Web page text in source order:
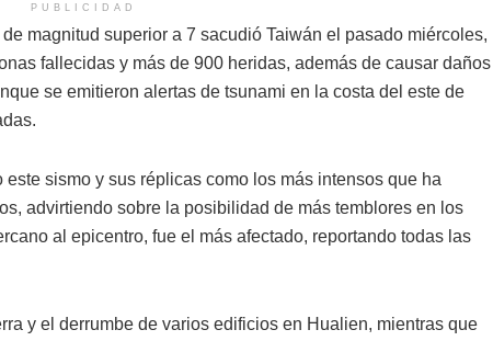
PUBLICIDAD
magnitud superior a 7 sacudió Taiwán el pasado miércoles,
fallecidas y más de 900 heridas, además de causar daños
se emitieron alertas de tsunami en la costa del este de
sismo y sus réplicas como los más intensos que ha
advirtiendo sobre la posibilidad de más temblores en los
al epicentro, fue el más afectado, reportando todas las
y el derrumbe de varios edificios en Hualien, mientras que